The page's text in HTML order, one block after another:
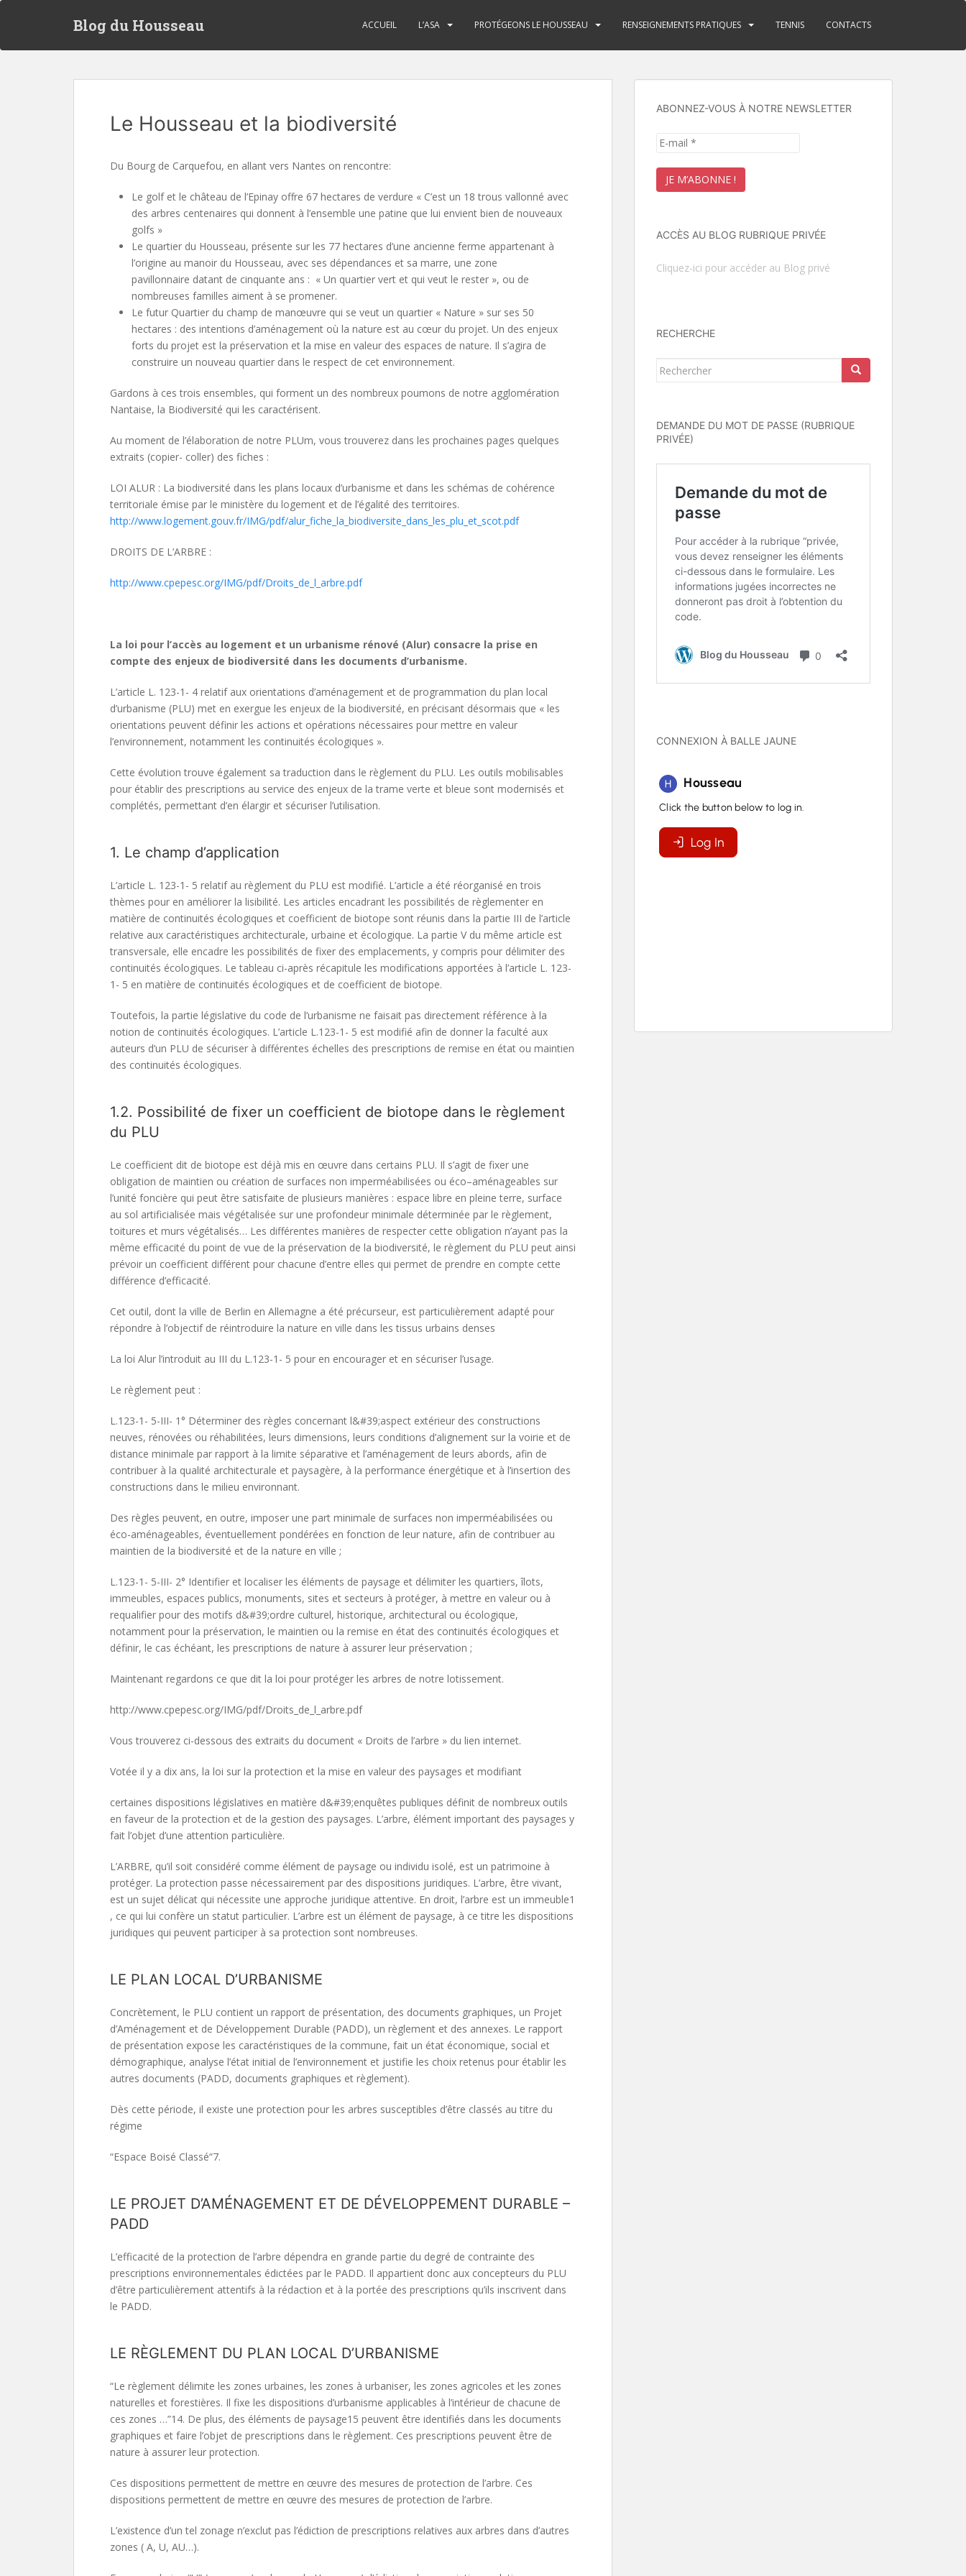
Blog du Housseau ACCUEIL L’ASA PROTÉGEONS LE HOUSSEAU RENSEIGNEMENTS PRATIQUES TENNIS CONTACTS
Le Housseau et la biodiversité
Du Bourg de Carquefou, en allant vers Nantes on rencontre:
Le golf et le château de l’Epinay offre 67 hectares de verdure « C’est un 18 trous vallonné avec
des arbres centenaires qui donnent à l’ensemble une patine que lui envient bien de nouveaux
golfs »
Le quartier du Housseau, présente sur les 77 hectares d’une ancienne ferme appartenant à
l’origine au manoir du Housseau, avec ses dépendances et sa marre, une zone
pavillonnaire datant de cinquante ans : « Un quartier vert et qui veut le rester », ou de
nombreuses familles aiment à se promener.
Le futur Quartier du champ de manœuvre qui se veut un quartier « Nature » sur ses 50
hectares : des intentions d’aménagement où la nature est au cœur du projet. Un des enjeux
forts du projet est la préservation et la mise en valeur des espaces de nature. Il s’agira de
construire un nouveau quartier dans le respect de cet environnement.
Gardons à ces trois ensembles, qui forment un des nombreux poumons de notre agglomération
Nantaise, la Biodiversité qui les caractérisent.
Au moment de l’élaboration de notre PLUm, vous trouverez dans les prochaines pages quelques
extraits (copier- coller) des fiches :
LOI ALUR : La biodiversité dans les plans locaux d’urbanisme et dans les schémas de cohérence
territoriale émise par le ministère du logement et de l’égalité des territoires.
http://www.logement.gouv.fr/IMG/pdf/alur_fiche_la_biodiversite_dans_les_plu_et_scot.pdf
DROITS DE L’ARBRE :
http://www.cpepesc.org/IMG/pdf/Droits_de_l_arbre.pdf
La loi pour l’accès au logement et un urbanisme rénové (Alur) consacre la prise en
compte des enjeux de biodiversité dans les documents d’urbanisme.
L’article L. 123-1- 4 relatif aux orientations d’aménagement et de programmation du plan local
d’urbanisme (PLU) met en exergue les enjeux de la biodiversité, en précisant désormais que « les
orientations peuvent définir les actions et opérations nécessaires pour mettre en valeur
l’environnement, notamment les continuités écologiques ».
Cette évolution trouve également sa traduction dans le règlement du PLU. Les outils mobilisables
pour établir des prescriptions au service des enjeux de la trame verte et bleue sont modernisés et
complétés, permettant d’en élargir et sécuriser l’utilisation.
1. Le champ d’application
L’article L. 123-1- 5 relatif au règlement du PLU est modifié. L’article a été réorganisé en trois
thèmes pour en améliorer la lisibilité. Les articles encadrant les possibilités de règlementer en
matière de continuités écologiques et coefficient de biotope sont réunis dans la partie III de l’article
relative aux caractéristiques architecturale, urbaine et écologique. La partie V du même article est
transversale, elle encadre les possibilités de fixer des emplacements, y compris pour délimiter des
continuités écologiques. Le tableau ci-après récapitule les modifications apportées à l’article L. 123-
1- 5 en matière de continuités écologiques et de coefficient de biotope.
Toutefois, la partie législative du code de l’urbanisme ne faisait pas directement référence à la
notion de continuités écologiques. L’article L.123-1- 5 est modifié afin de donner la faculté aux
auteurs d’un PLU de sécuriser à différentes échelles des prescriptions de remise en état ou maintien
des continuités écologiques.
1.2. Possibilité de fixer un coefficient de biotope dans le règlement
du PLU
Le coefficient dit de biotope est déjà mis en œuvre dans certains PLU. Il s’agit de fixer une
obligation de maintien ou création de surfaces non imperméabilisées ou éco–aménageables sur
l’unité foncière qui peut être satisfaite de plusieurs manières : espace libre en pleine terre, surface
au sol artificialisée mais végétalisée sur une profondeur minimale déterminée par le règlement,
toitures et murs végétalisés… Les différentes manières de respecter cette obligation n’ayant pas la
même efficacité du point de vue de la préservation de la biodiversité, le règlement du PLU peut ainsi
prévoir un coefficient différent pour chacune d’entre elles qui permet de prendre en compte cette
différence d’efficacité.
Cet outil, dont la ville de Berlin en Allemagne a été précurseur, est particulièrement adapté pour
répondre à l’objectif de réintroduire la nature en ville dans les tissus urbains denses
La loi Alur l’introduit au III du L.123-1- 5 pour en encourager et en sécuriser l’usage.
Le règlement peut :
L.123-1- 5-III- 1° Déterminer des règles concernant l&#39;aspect extérieur des constructions
neuves, rénovées ou réhabilitées, leurs dimensions, leurs conditions d’alignement sur la voirie et de
distance minimale par rapport à la limite séparative et l’aménagement de leurs abords, afin de
contribuer à la qualité architecturale et paysagère, à la performance énergétique et à l’insertion des
constructions dans le milieu environnant.
Des règles peuvent, en outre, imposer une part minimale de surfaces non imperméabilisées ou
éco-aménageables, éventuellement pondérées en fonction de leur nature, afin de contribuer au
maintien de la biodiversité et de la nature en ville ;
L.123-1- 5-III- 2° Identifier et localiser les éléments de paysage et délimiter les quartiers, îlots,
immeubles, espaces publics, monuments, sites et secteurs à protéger, à mettre en valeur ou à
requalifier pour des motifs d&#39;ordre culturel, historique, architectural ou écologique,
notamment pour la préservation, le maintien ou la remise en état des continuités écologiques et
définir, le cas échéant, les prescriptions de nature à assurer leur préservation ;
Maintenant regardons ce que dit la loi pour protéger les arbres de notre lotissement.
http://www.cpepesc.org/IMG/pdf/Droits_de_l_arbre.pdf
Vous trouverez ci-dessous des extraits du document « Droits de l’arbre » du lien internet.
Votée il y a dix ans, la loi sur la protection et la mise en valeur des paysages et modifiant
certaines dispositions législatives en matière d&#39;enquêtes publiques définit de nombreux outils
en faveur de la protection et de la gestion des paysages. L’arbre, élément important des paysages y
fait l’objet d’une attention particulière.
L’ARBRE, qu’il soit considéré comme élément de paysage ou individu isolé, est un patrimoine à
protéger. La protection passe nécessairement par des dispositions juridiques. L’arbre, être vivant,
est un sujet délicat qui nécessite une approche juridique attentive. En droit, l’arbre est un immeuble1
, ce qui lui confère un statut particulier. L’arbre est un élément de paysage, à ce titre les dispositions
juridiques qui peuvent participer à sa protection sont nombreuses.
LE PLAN LOCAL D’URBANISME
Concrètement, le PLU contient un rapport de présentation, des documents graphiques, un Projet
d’Aménagement et de Développement Durable (PADD), un règlement et des annexes. Le rapport
de présentation expose les caractéristiques de la commune, fait un état économique, social et
démographique, analyse l’état initial de l’environnement et justifie les choix retenus pour établir les
autres documents (PADD, documents graphiques et règlement).
Dès cette période, il existe une protection pour les arbres susceptibles d’être classés au titre du
régime
“Espace Boisé Classé“7.
LE PROJET D’AMÉNAGEMENT ET DE DÉVELOPPEMENT DURABLE –
PADD
L’efficacité de la protection de l’arbre dépendra en grande partie du degré de contrainte des
prescriptions environnementales édictées par le PADD. Il appartient donc aux concepteurs du PLU
d’être particulièrement attentifs à la rédaction et à la portée des prescriptions qu’ils inscrivent dans
le PADD.
LE RÈGLEMENT DU PLAN LOCAL D’URBANISME
“Le règlement délimite les zones urbaines, les zones à urbaniser, les zones agricoles et les zones
naturelles et forestières. Il fixe les dispositions d’urbanisme applicables à l’intérieur de chacune de
ces zones …”14. De plus, des éléments de paysage15 peuvent être identifiés dans les documents
graphiques et faire l’objet de prescriptions dans le règlement. Ces prescriptions peuvent être de
nature à assurer leur protection.
Ces dispositions permettent de mettre en œuvre des mesures de protection de l’arbre. Ces
dispositions permettent de mettre en œuvre des mesures de protection de l’arbre.
L’existence d’un tel zonage n’exclut pas l’édiction de prescriptions relatives aux arbres dans d’autres
zones ( A, U, AU…).
ABONNEZ-VOUS À NOTRE NEWSLETTER
ACCÈS AU BLOG RUBRIQUE PRIVÉE
Cliquez-ici pour accéder au Blog privé
RECHERCHE
Rechercher...
DEMANDE DU MOT DE PASSE (RUBRIQUE
PRIVÉE)
CONNEXION À BALLE JAUNE